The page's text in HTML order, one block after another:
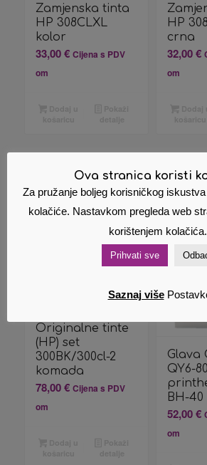
Zamjenska tinta
HP 308CLXL
kolor
33,00€ Cijena s PDV
om
HP
crna
32,00€
om
Povezani proizvodi
Originalne tinte
(HP) set
300BK/300cl-2
komada
78,00€ Cijena s PDV
om
Glava
QY6-
BH-40
52,00€
om
Ova stranica koristi
Za pružanje boljeg korisničkog
kolačiće. Nastavkom pregleda web
korištenjem
Prihvati sve
Saznaj više